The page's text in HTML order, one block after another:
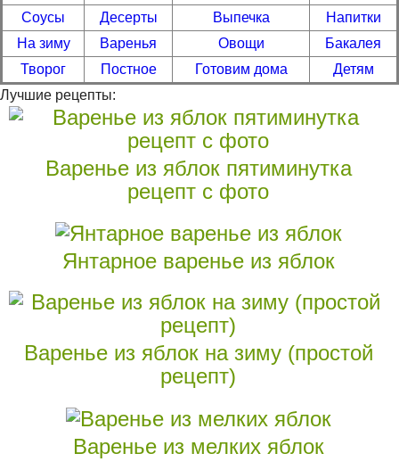
Соусы
Десерты Выпечка
Напитки
На зиму
Варенья Овощи
Бакалея
Творог
Постное Готовим дома
Детям
Лучшие рецепты:
Варенье из яблок пятиминутка
рецепт с фото
Янтарное варенье из яблок
Варенье из яблок на зиму (простой
рецепт)
Варенье из мелких яблок